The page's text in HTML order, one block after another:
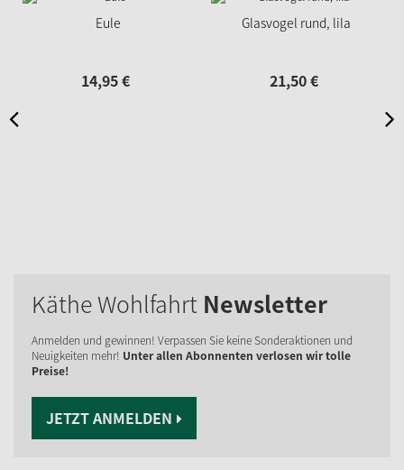
Eule
14,95€
Glasvogel rund, lila
21,50€
Käthe Wohlfahrt Newsletter
Anmelden und gewinnen! Verpassen Sie keine Sonderaktionen und
Neuigkeiten mehr! Unter allen Abonnenten verlosen wir tolle
Preise!
JETZT ANMELDEN